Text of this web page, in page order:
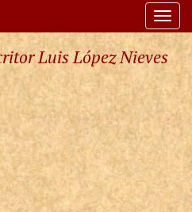
Luis López Nieves